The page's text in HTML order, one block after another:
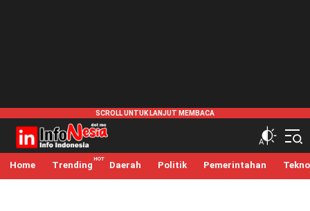
infonesia.me
Info Indonesia
Home Trending Daerah Politik Pemerintahan Tekno